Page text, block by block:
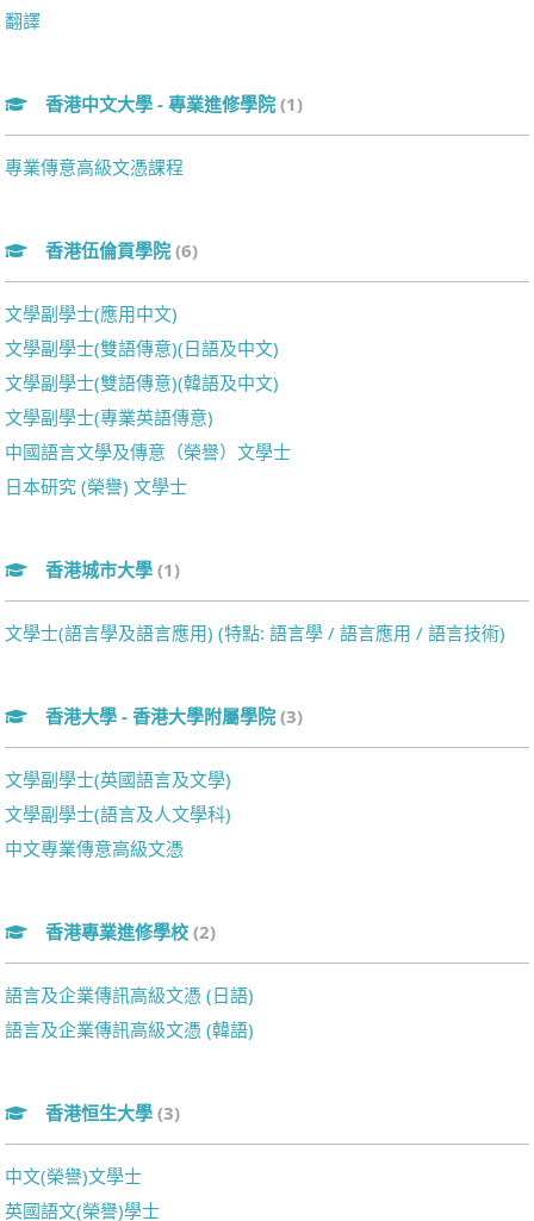
翻譯
香港中文大學 - 專業進修學院 (1)
專業傳意高級文憑課程
香港伍倫貢學院 (6)
文學副學士(應用中文)
文學副學士(雙語傳意)(日語及中文)
文學副學士(雙語傳意)(韓語及中文)
文學副學士(專業英語傳意)
中國語言文學及傳意（榮譽）文學士
日本研究 (榮譽) 文學士
香港城市大學 (1)
文學士(語言學及語言應用) (特點: 語言學 / 語言應用 / 語言技術)
香港大學 - 香港大學附屬學院 (3)
文學副學士(英國語言及文學)
文學副學士(語言及人文學科)
中文專業傳意高級文憑
香港專業進修學校 (2)
語言及企業傳訊高級文憑 (日語)
語言及企業傳訊高級文憑 (韓語)
香港恒生大學 (3)
中文(榮譽)文學士
英國語文(榮譽)學士